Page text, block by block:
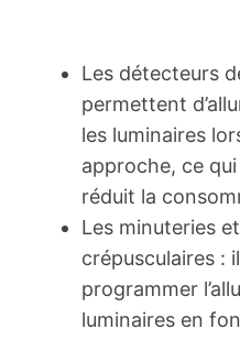
Les détecteurs
permettent
les luminaires
approche, ce
réduit la
Les minuteries
crépusculaires :
programmer
luminaires en